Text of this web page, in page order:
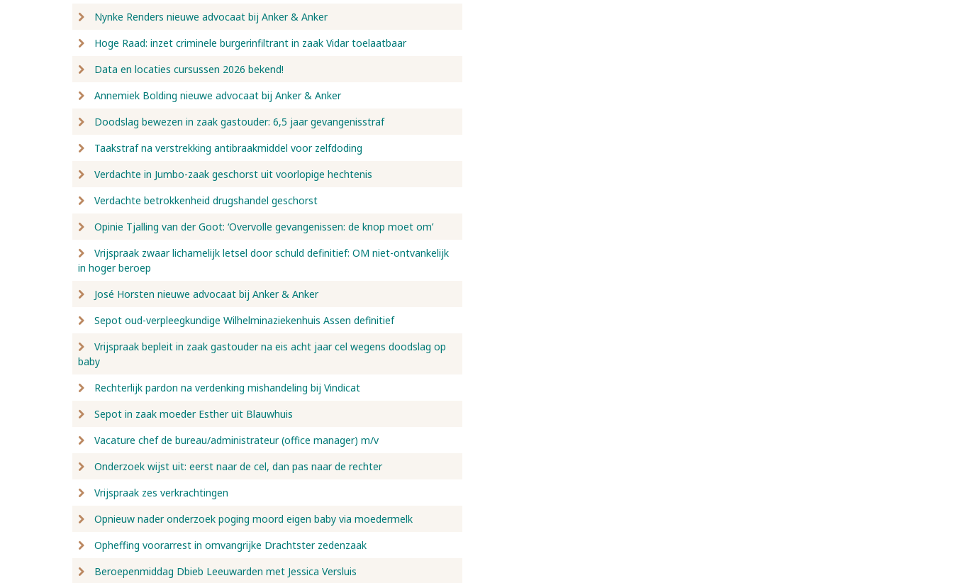
Nynke Renders nieuwe advocaat bij Anker & Anker
Hoge Raad: inzet criminele burgerinfiltrant in zaak Vidar toelaatbaar
Data en locaties cursussen 2026 bekend!
Annemiek Bolding nieuwe advocaat bij Anker & Anker
Doodslag bewezen in zaak gastouder: 6,5 jaar gevangenisstraf
Taakstraf na verstrekking antibraakmiddel voor zelfdoding
Verdachte in Jumbo-zaak geschorst uit voorlopige hechtenis
Verdachte betrokkenheid drugshandel geschorst
Opinie Tjalling van der Goot: ‘Overvolle gevangenissen: de knop moet om’
Vrijspraak zwaar lichamelijk letsel door schuld definitief: OM niet-ontvankelijk
in hoger beroep
José Horsten nieuwe advocaat bij Anker & Anker
Sepot oud-verpleegkundige Wilhelminaziekenhuis Assen definitief
Vrijspraak bepleit in zaak gastouder na eis acht jaar cel wegens doodslag op
baby
Rechterlijk pardon na verdenking mishandeling bij Vindicat
Sepot in zaak moeder Esther uit Blauwhuis
Vacature chef de bureau/administrateur (office manager) m/v
Onderzoek wijst uit: eerst naar de cel, dan pas naar de rechter
Vrijspraak zes verkrachtingen
Opnieuw nader onderzoek poging moord eigen baby via moedermelk
Opheffing voorarrest in omvangrijke Drachtster zedenzaak
Beroepenmiddag Dbieb Leeuwarden met Jessica Versluis